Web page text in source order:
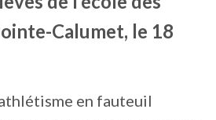
Calumet, le 18
en fauteuil